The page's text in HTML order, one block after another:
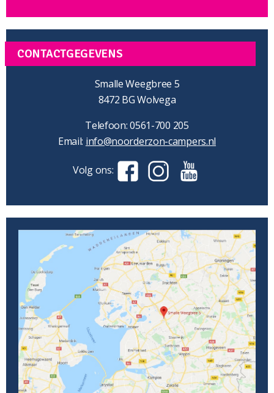
CONTACTGEGEVENS
Smalle Weegbree 5
8472 BG Wolvega
Telefoon: 0561-700 205
Email: info@noorderzon-campers.nl
Volg ons: